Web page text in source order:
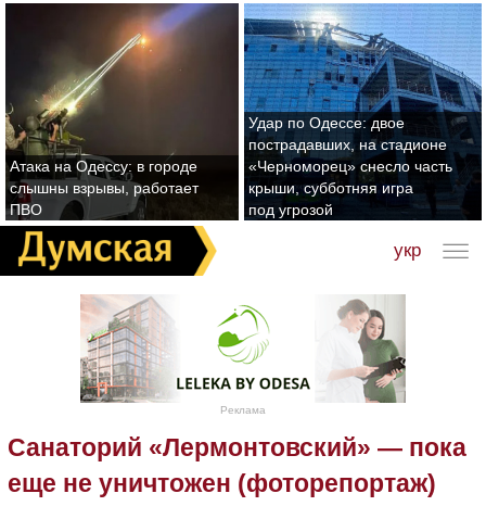
Атака на Одессу: в городе
слышны взрывы, работает
ПВО
Удар по Одессе: двое
пострадавших, на стадионе
«Черноморец» снесло часть
крыши, субботняя игра
под угрозой
укр
Реклама
Санаторий «Лермонтовский» — пока
еще не уничтожен (фоторепортаж)